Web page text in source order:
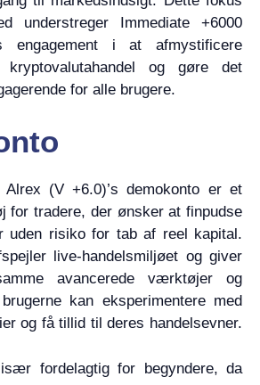
understreger Immediate +6000
engagement i at afmystificere
kryptovalutahandel og gøre det
for alle brugere.
Alrex (V +6.0)’s demokonto er et
for tradere, der ønsker at finpudse
uden risiko for tab af reel kapital.
live-handelsmiljøet og giver
avancerede værktøjer og
kan eksperimentere med
og få tillid til deres handelsevner.
fordelagtig for begyndere, da